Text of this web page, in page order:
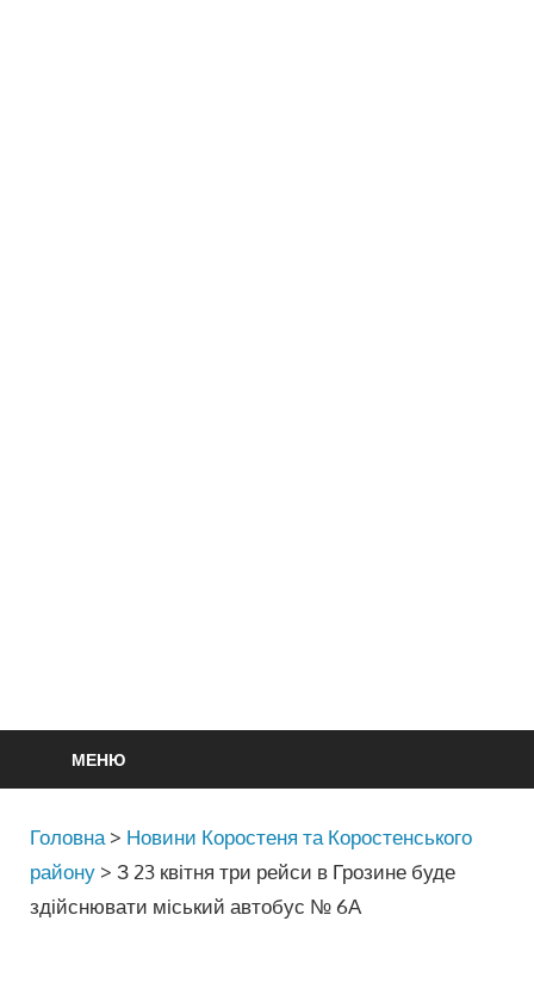
МЕНЮ
Головна > Новини Коростеня та Коростенського
району >З 23 квітня три рейси в Грозине буде
здійснювати міський автобус № 6А